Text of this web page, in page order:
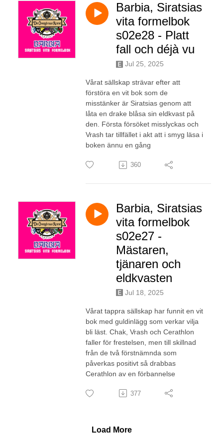
Barbia, Siratsias
vita formelbok
s02e28 - Platt
fall och déjà vu
Jul 25, 2025
Vårat sällskap strävar efter att
förstöra en vit bok som de
misstänker är Siratsias genom att
låta en drake blåsa sin eldkvast på
den. Första försöket misslyckas och
Vrash tar tillfället i akt att i smyg läsa i
boken ännu en gång
360
Barbia, Siratsias
vita formelbok
s02e27 -
Mästaren,
tjänaren och
eldkvasten
Jul 18, 2025
Vårat tappra sällskap har funnit en vit
bok med guldinlägg som verkar vilja
bli läst. Chak, Vrash och Cerathlon
faller för frestelsen, men till skillnad
från de två förstnämnda som
påverkas positivt så drabbas
Cerathlon av en förbannelse
377
Load More